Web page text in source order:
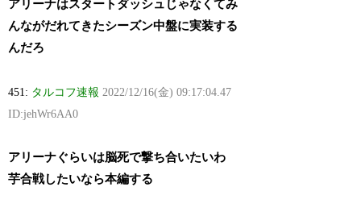
アリーナはスタートダッシュじゃなくてみ
んながだれてきたシーズン中盤に実装する
んだろ
451: タルコフ速報 2022/12/16(金) 09:17:04.47
ID:jehWr6AA0
アリーナぐらいは脳死で撃ち合いたいわ
芋合戦したいなら本編する